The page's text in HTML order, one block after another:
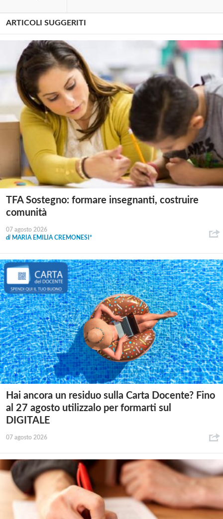
ARTICOLI SUGGERITI
TFA Sostegno: formare insegnanti, costruire
comunità
07 agosto 2026
di MARIA EMILIA CREMONESI*
Hai ancora un residuo sulla Carta Docente? Fino
al 27 agosto utilizzalo per formarti sul
DIGITALE
07 agosto 2026